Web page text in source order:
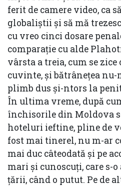
ferit de camere video, ca
globaliștii și să mă
cu vreo cinci dosare
comparație cu alde
vârsta a treia, cum se
cuvinte, și bătrânețea nu-
plimb dus și-ntors la
În ultima vreme, după
închisorile din Moldova
hoteluri ieftine, pline de
fost mai tinerel, nu m-ar
mai duc câteodată și pe
mari și cunoscuți, care s-
țării, când o putut. Pe de